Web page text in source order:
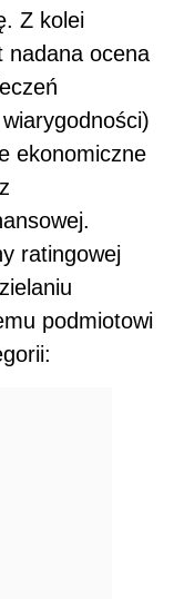
Z kolei
nadana ocena
ekonomiczne
ratingowej
podmiotowi